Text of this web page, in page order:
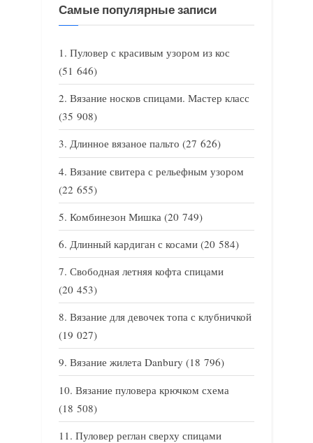
Самые популярные записи
Пуловер с красивым узором из кос
(51 646)
Вязание носков спицами. Мастер класс
(35 908)
Длинное вязаное пальто (27 626)
Вязание свитера с рельефным узором
(22 655)
Комбинезон Мишка (20 749)
Длинный кардиган с косами (20 584)
Свободная летняя кофта спицами
(20 453)
Вязание для девочек топа с клубничкой
(19 027)
Вязание жилета Danbury (18 796)
Вязание пуловера крючком схема
(18 508)
Пуловер реглан сверху спицами